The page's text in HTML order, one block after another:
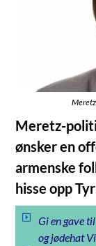
Meretz-
ønsker en
armenske
hisse opp
Gi en gave
og jødehat